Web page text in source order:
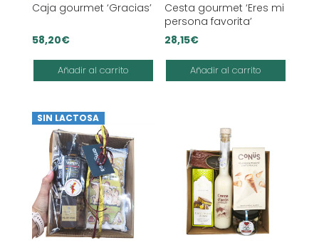
Caja gourmet ‘Gracias’
58,20€
Añadir al carrito
Cesta gourmet ‘Eres mi
persona favorita’
28,15€
Añadir al carrito
SIN LACTOSA